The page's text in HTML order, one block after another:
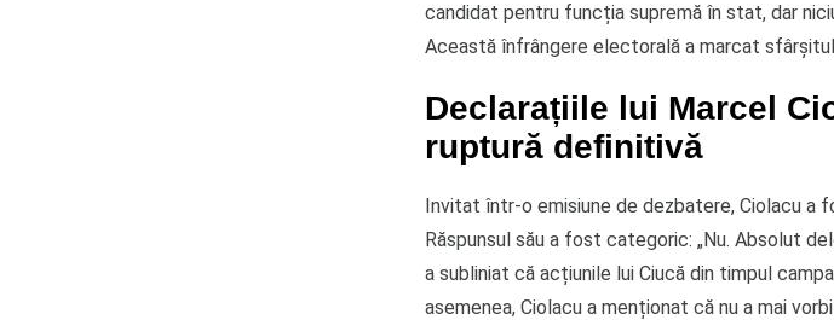
candidat pentru funcția supremă în stat, dar
Această înfrângere electorală a marcat
Declarațiile lui Marcel
ruptură definitivă
Invitat într-o emisiune de dezbatere, Ciolacu a
Răspunsul său a fost categoric: „Nu. Absolut
a subliniat că acțiunile lui Ciucă din timpul
asemenea, Ciolacu a menționat că nu a mai